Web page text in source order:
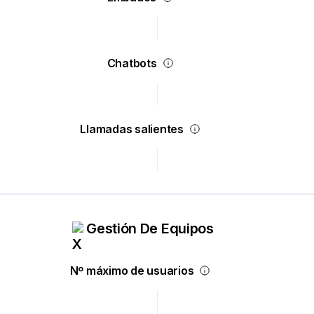
Chatbots
Llamadas salientes
Gestión De Equipos
Nº máximo de usuarios